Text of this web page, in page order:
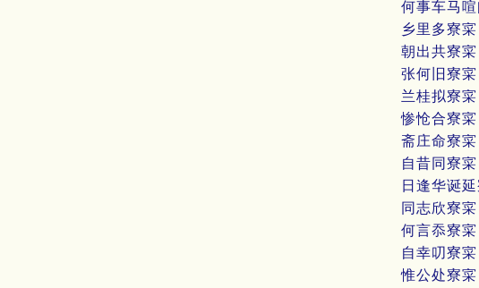
何事车马
乡里多寮
朝出共寮寀
张何旧寮寀
兰桂拟寮寀
惨怆合寮寀
斋庄命寮寀
自昔同寮
日逢华诞
同志欣寮
何言忝寮寀
自幸叨寮
惟公处寮寀